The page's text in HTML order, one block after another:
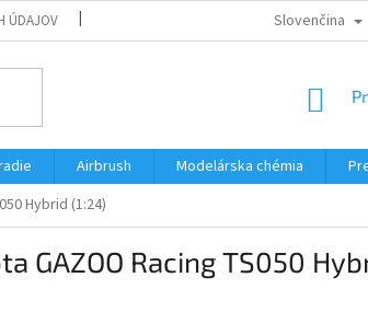
ÚDAJOV MODELÁRSKY KRÚŽOK
Slovenčina
Airbrush Modelárska chémia
Hybrid (1:24)
GAZOO Racing TS050